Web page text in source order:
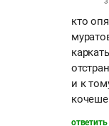
кто
и к
ответить